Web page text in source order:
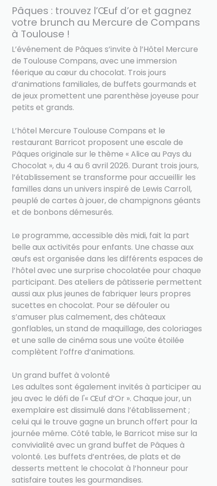
Pâques : trouvez l’Œuf d’or et gagnez
votre brunch au Mercure de Compans
à Toulouse !
L’événement de Pâques s’invite à l’Hôtel Mercure
de Toulouse Compans, avec une immersion
féerique au cœur du chocolat. Trois jours
d’animations familiales, de buffets gourmands et
de jeux promettent une parenthèse joyeuse pour
petits et grands.
L’hôtel Mercure Toulouse Compans et le
restaurant Barricot proposent une escale de
Pâques originale sur le thème « Alice au Pays du
Chocolat », du 4 au 6 avril 2026. Durant trois jours,
l’établissement se transforme pour accueillir les
familles dans un univers inspiré de Lewis Carroll,
peuplé de cartes à jouer, de champignons géants
et de bonbons démesurés.
Le programme, accessible dès midi, fait la part
belle aux activités pour enfants. Une chasse aux
œufs est organisée dans les différents espaces de
l’hôtel avec une surprise chocolatée pour chaque
participant. Des ateliers de pâtisserie permettent
aussi aux plus jeunes de fabriquer leurs propres
sucettes en chocolat. Pour se défouler ou
s’amuser plus calmement, des châteaux
gonflables, un stand de maquillage, des coloriages
et une salle de cinéma sous une voûte étoilée
complètent l’offre d’animations.
Un grand buffet à volonté
Les adultes sont également invités à participer au
jeu avec le défi de l'« Œuf d’Or ». Chaque jour, un
exemplaire est dissimulé dans l’établissement ;
celui qui le trouve gagne un brunch offert pour la
journée même. Côté table, le Barricot mise sur la
convivialité avec un grand buffet de Pâques à
volonté. Les buffets d’entrées, de plats et de
desserts mettent le chocolat à l’honneur pour
satisfaire toutes les gourmandises.